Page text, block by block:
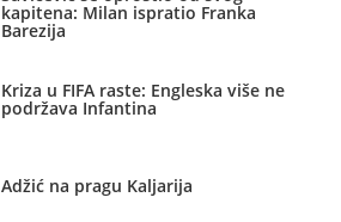
kapitena: Milan ispratio Franka
Barezija
Kriza u FIFA raste: Engleska više ne
podržava Infantina
Adžić na pragu Kaljarija